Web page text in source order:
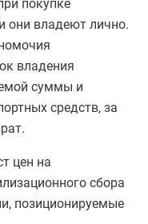
покупке
они владеют лично.
владения
суммы и
средств, за
цен на
сбора
позиционируемые